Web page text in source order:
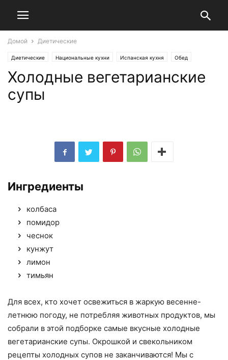
Домой Диетические
Диетические Национальные кухни Испанская кухня Обед
Постные рецепты
Холодные вегетарианские
супы
Ингредиенты
колбаса
помидор
чеснок
кунжут
лимон
тимьян
Для всех, кто хочет освежиться в жаркую весенне-
летнюю погоду, не потребляя животных продуктов, мы
собрали в этой подборке самые вкусные холодные
вегетарианские супы. Окрошкой и свекольником
рецепты холодных супов не заканчиваются! Мы с